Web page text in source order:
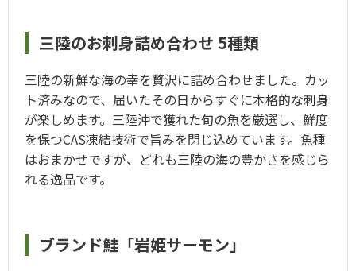
三陸のお刺身詰め合わせ 5種類
三陸の新鮮な海の幸を贅沢に詰め合わせました。カッ
ト済みなので、届いたその日からすぐに本格的な刺身
が楽しめます。三陸沖で獲れた旬の魚を厳選し、鮮度
を保つCAS凍結技術で旨みを閉じ込めています。魚種
はおまかせですが、どれも三陸の海の豊かさを感じら
れる逸品です。
ブランド鮭「岩姫サーモン」